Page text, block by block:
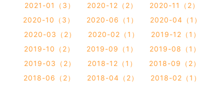
2021-01（3）
2020-12（2）
2020-11（2）
2020-10（3）
2020-06（1）
2020-04（1）
2020-03（2）
2020-02（1）
2019-12（1）
2019-10（2）
2019-09（1）
2019-08（1）
2019-03（2）
2018-12（1）
2018-09（2）
2018-06（2）
2018-04（2）
2018-02（1）